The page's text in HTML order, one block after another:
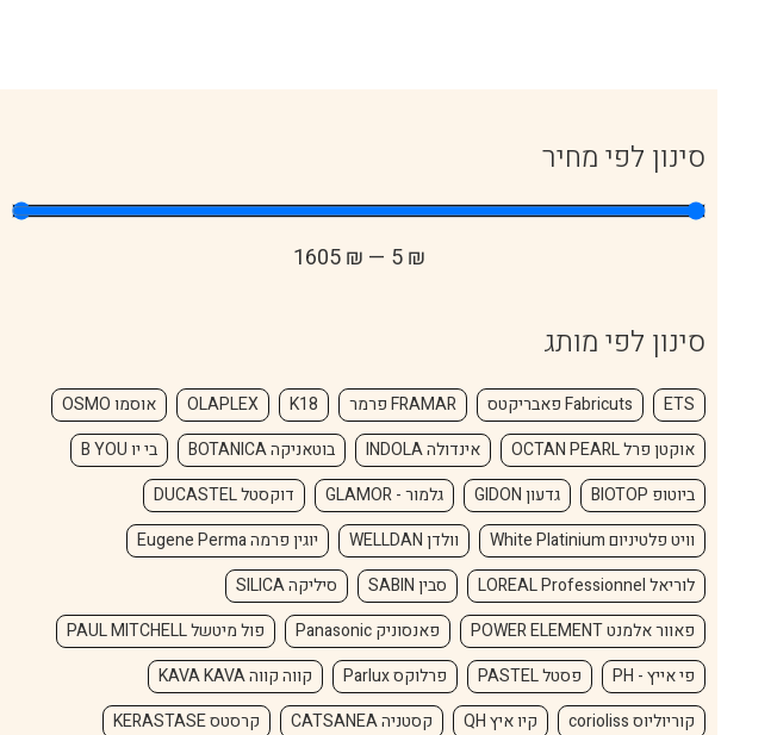
סינון לפי מחיר
₪
5
—
₪
1605
סינון לפי מותג
ETS Fabricuts פאבריקטס FRAMAR פרמר K18
OLAPLEX
אוסמו OSMO
אוקטן פרל OCTAN PEARL
אינדולה INDOLA בוטאניקה BOTANICA
בי יו B YOU
ביוטופ BIOTOP
גדעון GIDON גלמור - GLAMOR
דוקסטל DUCASTEL
וויט פלטיניום White Platinium
וולדן WELLDAN
יוגין פרמה Eugene Perma
לוריאל LOREAL Professionnel
סבין SABIN
סיליקה SILICA
פאוור אלמנט POWER ELEMENT
פאנסוניק Panasonic
פול מיטשל PAUL MITCHELL
פי אייץ - PH
פסטל PASTEL פרלוקס Parlux
קווה קווה KAVA KAVA
קוריוליוס corioliss
קיו איץ QH קסטניה CATSANEA
קרסטס KERASTASE